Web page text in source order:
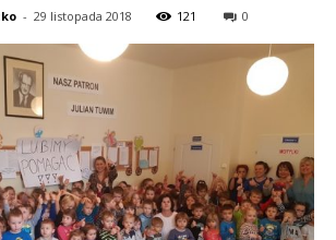
- 29 listopada 2018 121 0